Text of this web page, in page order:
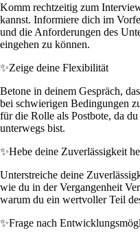
Komm rechtzeitig zum
kannst. Informiere dich im
und die Anforderungen des
eingehen zu können.
✨Zeige deine Flexibilität
Betone in deinem Gespräch,
bei schwierigen Bedingungen
für die Rolle als Postbote, da
unterwegs bist.
✨Hebe deine Zuverlässigkeit
Unterstreiche deine
wie du in der Vergangenheit
warum du ein wertvoller Teil
✨Frage nach